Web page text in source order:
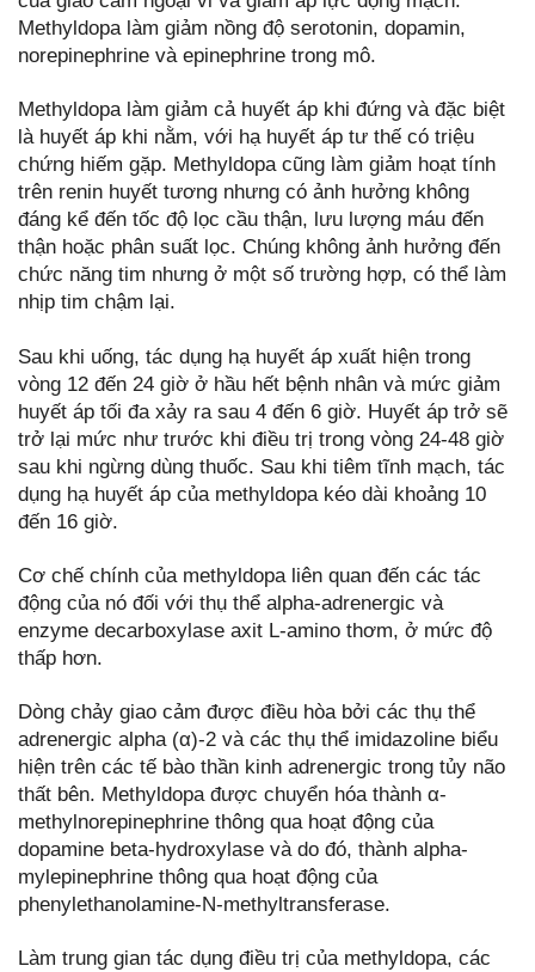
Methyldopa làm giảm nồng độ serotonin, dopamin,
norepinephrine và epinephrine trong mô.
Methyldopa làm giảm cả huyết áp khi đứng và đặc biệt
là huyết áp khi nằm, với hạ huyết áp tư thế có triệu
chứng hiếm gặp. Methyldopa cũng làm giảm hoạt tính
trên renin huyết tương nhưng có ảnh hưởng không
đáng kể đến tốc độ lọc cầu thận, lưu lượng máu đến
thận hoặc phân suất lọc. Chúng không ảnh hưởng đến
chức năng tim nhưng ở một số trường hợp, có thể làm
nhịp tim chậm lại.
Sau khi uống, tác dụng hạ huyết áp xuất hiện trong
vòng 12 đến 24 giờ ở hầu hết bệnh nhân và mức giảm
huyết áp tối đa xảy ra sau 4 đến 6 giờ. Huyết áp trở sẽ
trở lại mức như trước khi điều trị trong vòng 24-48 giờ
sau khi ngừng dùng thuốc. Sau khi tiêm tĩnh mạch, tác
dụng hạ huyết áp của methyldopa kéo dài khoảng 10
đến 16 giờ.
Cơ chế chính của methyldopa liên quan đến các tác
động của nó đối với thụ thể alpha-adrenergic và
enzyme decarboxylase axit L-amino thơm, ở mức độ
thấp hơn.
Dòng chảy giao cảm được điều hòa bởi các thụ thể
adrenergic alpha (α)-2 và các thụ thể imidazoline biểu
hiện trên các tế bào thần kinh adrenergic trong tủy não
thất bên. Methyldopa được chuyển hóa thành α-
methylnorepinephrine thông qua hoạt động của
dopamine beta-hydroxylase và do đó, thành alpha-
mylepinephrine thông qua hoạt động của
phenylethanolamine-N-methyltransferase.
Làm trung gian tác dụng điều trị của methyldopa, các